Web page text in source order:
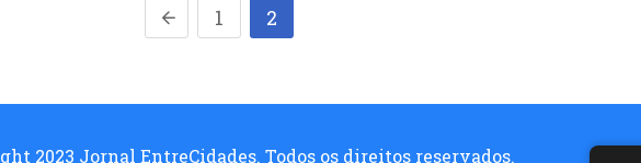
1 2
2023 Jornal EntreCidades. Todos os direitos reservados.